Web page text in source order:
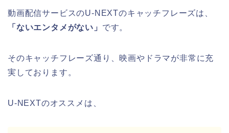
動画配信サービスのU-NEXTのキャッチフレーズは、
「ないエンタメがない」 です。
そのキャッチフレーズ通り、映画やドラマが非常に充
実しております。
U-NEXTのオススメは、